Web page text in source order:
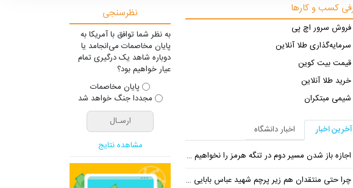
کسب و کارها
فروش سرور اچ پی
سرمایه‌گذاری طلا آنلاین
قیمت بیت کوین
خرید طلا آنلاین
شیمی مبتکران
آخرین اخبار
اخبار دانشگاه
اجازه باز شدن مسیر دوم در تنگه هرمز را نخواهیم داد
چرا حتی منتقدان هم زیر پرچم شهید عباس بابایی ایستادند؟
نظرسنجی
به نظر شما توافق با آمریکا به
پایان مخاصمات می‌انجامد یا
دوباره شاهد یک درگیری تمام
عیار خواهیم بود؟
پایان مخاصمات
مجددا جنگ خواهد شد
مشاهده نتایج